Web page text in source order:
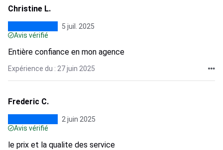
Christine L.
5 juil. 2025
Avis vérifié
Entière confiance en mon agence
Expérience du : 27 juin 2025
Frederic C.
2 juin 2025
Avis vérifié
le prix et la qualite des service